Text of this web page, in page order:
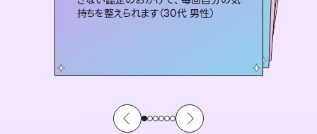
持ちを整えられます（30代 男性）
しゃるんだなと驚きです（30代女性）